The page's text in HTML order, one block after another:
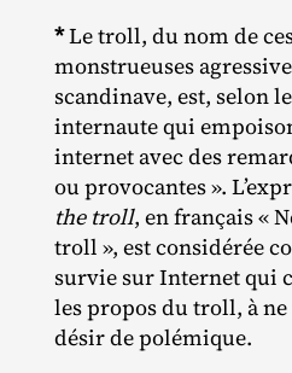
*Le troll, du nom de
monstrueuses
scandinave, est, selon
internaute qui
internet avec des
ou provocantes ».
the troll, en français «
troll », est considérée
survie sur Internet qui
les propos du troll, à
désir de polémique.